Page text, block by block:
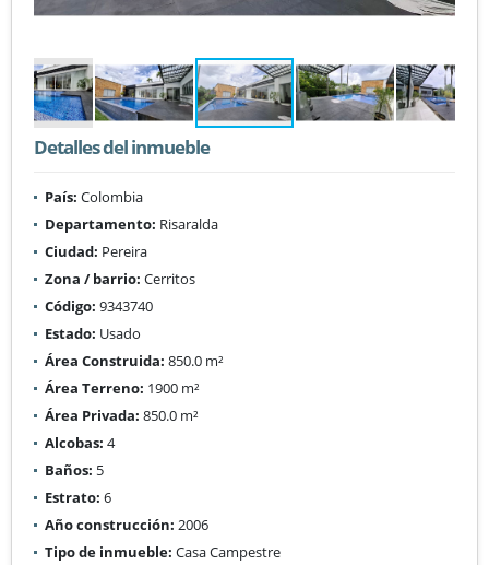
Detalles del inmueble
País: Colombia
Departamento: Risaralda
Ciudad: Pereira
Zona / barrio: Cerritos
Código: 9343740
Estado: Usado
Área Construida: 850.0 m²
Área Terreno: 1900 m²
Área Privada: 850.0 m²
Alcobas: 4
Baños: 5
Estrato: 6
Año construcción: 2006
Tipo de inmueble: Casa Campestre